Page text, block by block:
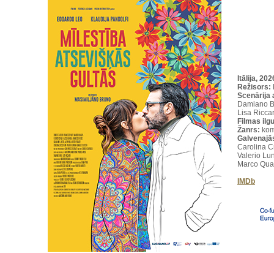
Itālija,
Režisors:
Scenārija
Damiano
Lisa
Filmas
Žanrs:
Carolina
Valerio
Marco
IMDb